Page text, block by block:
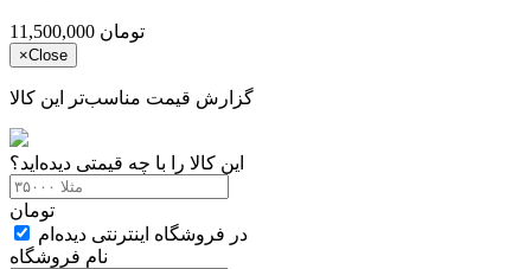
11,500,000 تومان
×Close
گزارش قیمت مناسب‌تر این کالا
این کالا را با چه قیمتی دیده‌اید؟
تومان
در فروشگاه اینترنتی دیده‌ام
نام فروشگاه